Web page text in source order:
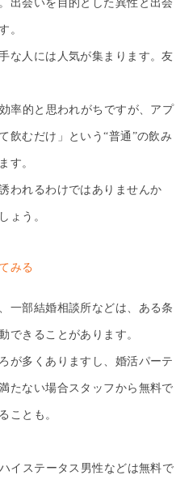
出会いを目的とした異性と出会
。
な人には人気が集まります。友
率的と思われがちですが、アプ
飲むだけ」という“普通”の飲み
す。
われるわけではありませんか
ょう。
みる
一部結婚相談所などは、ある条
できることがあります。
が多くありますし、婚活パーテ
たない場合スタッフから無料で
ことも。
イステータス男性などは無料で